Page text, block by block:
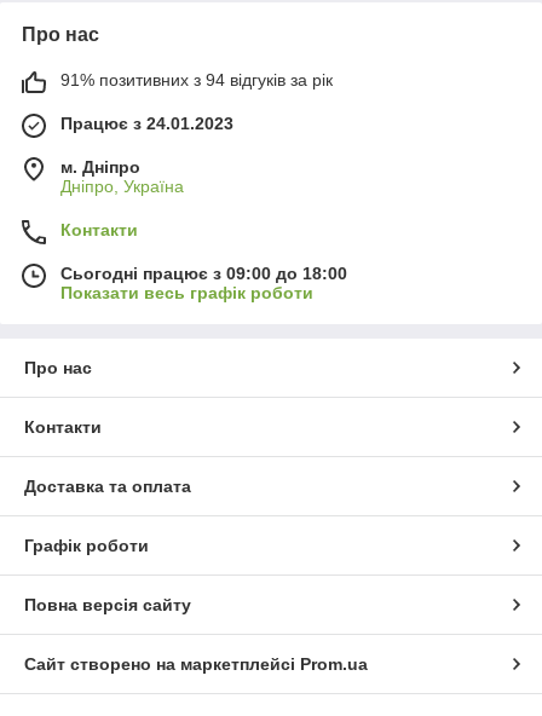
Про нас
91% позитивних з 94 відгуків за рік
Працює з 24.01.2023
м. Дніпро
Дніпро, Україна
Контакти
Сьогодні працює з 09:00 до 18:00
Показати весь графік роботи
Про нас
Контакти
Доставка та оплата
Графік роботи
Повна версія сайту
Сайт створено на маркетплейсі Prom.ua